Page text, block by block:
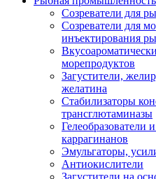
Созреватели для
Созреватели для
инъектирования
морепродуктов
Загустители,
желатина
Стабилизаторы
трансглютаминазы
Гелеобразователи
каррагинанов
Эмульгаторы,
Антиокислители